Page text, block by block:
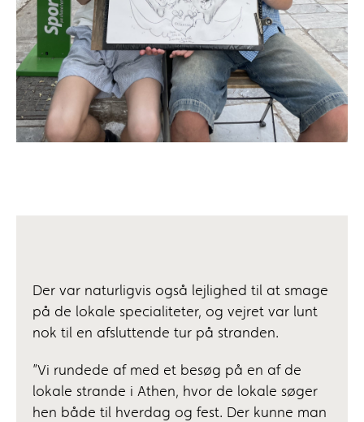
Der var naturligvis også lejlighed til at smage
på de lokale specialiteter, og vejret var lunt
nok til en afsluttende tur på stranden.
”Vi rundede af med et besøg på en af de
lokale strande i Athen, hvor de lokale søger
hen både til hverdag og fest. Der kunne man